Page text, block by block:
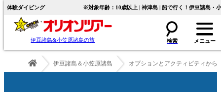
体験ダイビング ※対象年齢：10歳以上 | 神津島 | 船で行く！伊豆諸島・小笠
伊豆諸島&小笠原諸島の旅
伊豆諸島＆小笠原諸島 オプションとアクティビティから